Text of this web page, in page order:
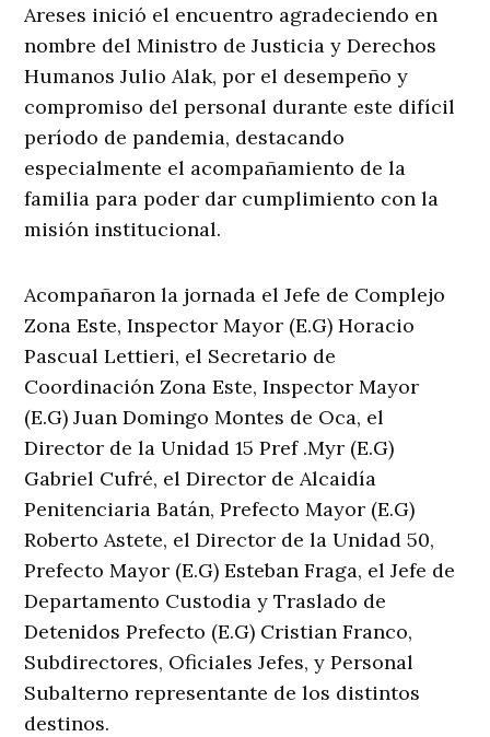
Areses inició el encuentro agradeciendo en
nombre del Ministro de Justicia y Derechos
Humanos Julio Alak, por el desempeño y
compromiso del personal durante este difícil
período de pandemia, destacando
especialmente el acompañamiento de la
familia para poder dar cumplimiento con la
misión institucional.
Acompañaron la jornada el Jefe de Complejo
Zona Este, Inspector Mayor (E.G) Horacio
Pascual Lettieri, el Secretario de
Coordinación Zona Este, Inspector Mayor
(E.G) Juan Domingo Montes de Oca, el
Director de la Unidad 15 Pref .Myr (E.G)
Gabriel Cufré, el Director de Alcaidía
Penitenciaria Batán, Prefecto Mayor (E.G)
Roberto Astete, el Director de la Unidad 50,
Prefecto Mayor (E.G) Esteban Fraga, el Jefe de
Departamento Custodia y Traslado de
Detenidos Prefecto (E.G) Cristian Franco,
Subdirectores, Oficiales Jefes, y Personal
Subalterno representante de los distintos
destinos.